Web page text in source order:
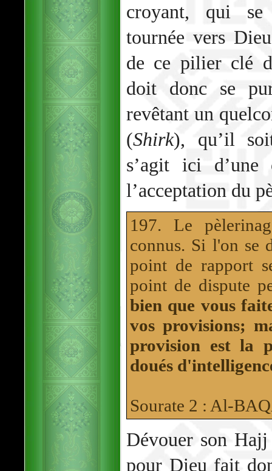
croyant, qui se
tournée vers
de ce pilier clé
doit donc se
revêtant un
(Shirk), qu’il
s’agit ici d’une
l’acceptation du
197. Le
connus. Si l'on se
point de rapport
point de dispute
bien que vous
vos provisions;
provision est la
doués
Sourate 2 : Al-
Dévouer son
pour Dieu fait